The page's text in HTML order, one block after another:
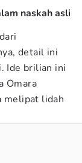
naskah asli
detail ini
Ide brilian ini
Omara
melipat lidah